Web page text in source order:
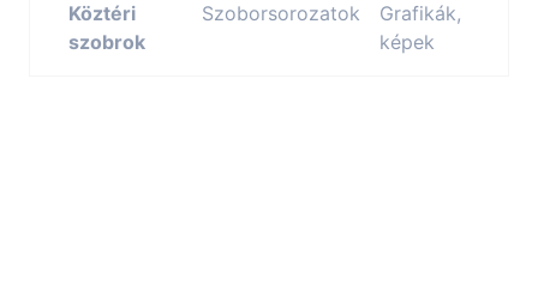
Köztéri
szobrok
Szoborsorozatok
Grafikák,
képek